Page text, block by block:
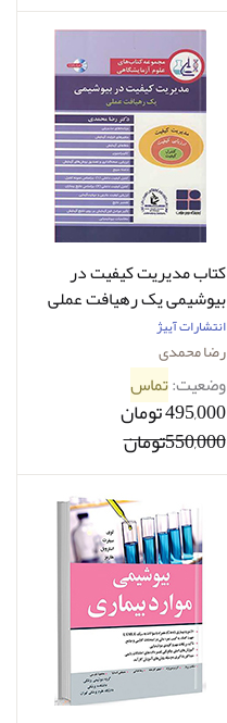
کتاب مدیریت کیفیت در
بیوشیمی یک رهیافت عملی
رضا محمدی
انتشارات آییژ
رضا محمدی
وضعیت:تماس
495,000 تومان
550,000تومان